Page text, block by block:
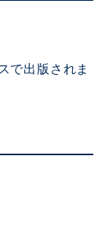
で出版されま